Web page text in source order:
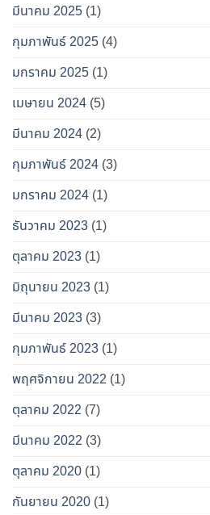
มีนาคม 2025 (1)
กุมภาพันธ์ 2025 (4)
มกราคม 2025 (1)
เมษายน 2024 (5)
มีนาคม 2024 (2)
กุมภาพันธ์ 2024 (3)
มกราคม 2024 (1)
ธันวาคม 2023 (1)
ตุลาคม 2023 (1)
มิถุนายน 2023 (1)
มีนาคม 2023 (3)
กุมภาพันธ์ 2023 (1)
พฤศจิกายน 2022 (1)
ตุลาคม 2022 (7)
มีนาคม 2022 (3)
ตุลาคม 2020 (1)
กันยายน 2020 (1)